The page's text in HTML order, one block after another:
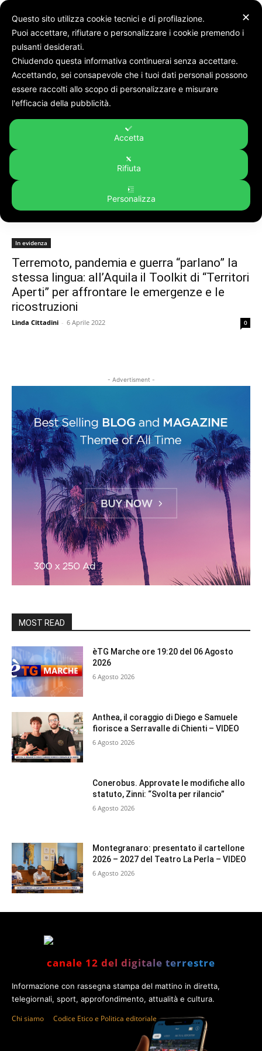
Franca d'Angeli
Tag:Franca d'Angeli
In evidenza
Terremoto, pandemia e guerra “parlano” la
stessa lingua: all’Aquila il Toolkit di “Territori
Aperti” per affrontare le emergenze e le
ricostruzioni
Linda Cittadini - 6 Aprile 2022 0
- Advertisment -
MOST READ
èTG Marche ore 19:20 del 06 Agosto
2026
6 Agosto 2026
Anthea, il coraggio di Diego e Samuele
fiorisce a Serravalle di Chienti – VIDEO
6 Agosto 2026
Conerobus. Approvate le modifiche allo
statuto, Zinni: “Svolta per rilancio”
6 Agosto 2026
Montegranaro: presentato il cartellone
2026 – 2027 del Teatro La Perla – VIDEO
6 Agosto 2026
canale 12 del digitale terrestre
Informazione con rassegna stampa del mattino in diretta,
telegiornali, sport, approfondimento, attualità e cultura.
Chi siamo Codice Etico e Politica editoriale
✕
Questo sito utilizza cookie tecnici e di profilazione.
Puoi accettare, rifiutare o personalizzare i cookie premendo i
pulsanti desiderati.
Chiudendo questa informativa continuerai senza accettare.
Accettando, sei consapevole che i tuoi dati personali possono
essere raccolti allo scopo di personalizzare e misurare
l'efficacia della pubblicità.
Accetta
Rifiuta
Personalizza